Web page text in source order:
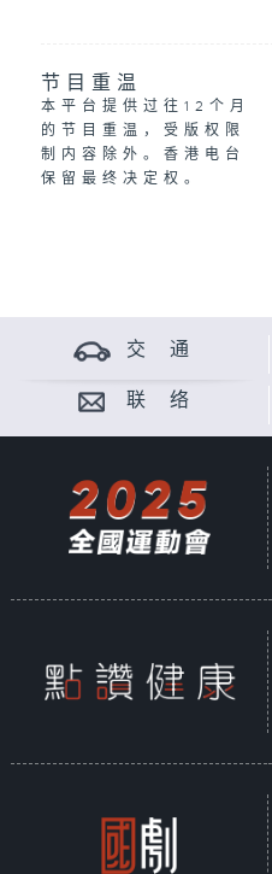
节目重温
本平台提供过往12个月
的节目重温，受版权限
制内容除外。香港电台
保留最终决定权。
交 通
联 络